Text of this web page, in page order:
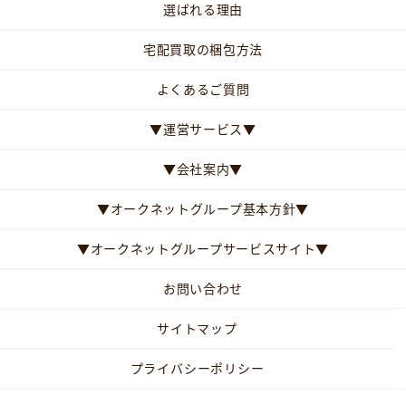
選ばれる理由
宅配買取の梱包方法
よくあるご質問
▼運営サービス▼
▼会社案内▼
▼オークネットグループ基本方針▼
▼オークネットグループサービスサイト▼
お問い合わせ
サイトマップ
プライバシーポリシー